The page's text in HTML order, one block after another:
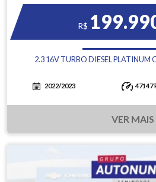
R$
2.3 16V TURBO DIESEL
2022/2023 47147
VER MAIS